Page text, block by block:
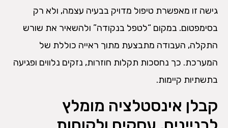
גישה זו מאפשרת טיפול מדויק בבעיה עצמה, ולא רק
בסימפטום. במקום “לטפל בנקודה” ולהשאיר את שורש
התקלה, העבודה מתבצעת מתוך ראייה כוללת של
המערכת. כך נחסכות תקלות חוזרות, נזקים נלווים ופגיעה
בתשתיות קיימות.
קבלן אינסטלציה מומלץ